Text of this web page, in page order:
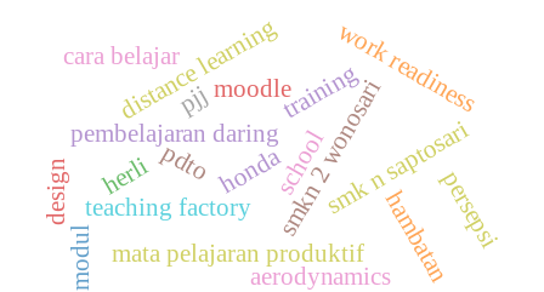
moodletraining
pdto smkn 2 wonosari
work readiness
mata pelajaran produktif
pembelajaran daring
distance learning
smk n saptosari
persepsi
hambatan
cara belajar
honda
teaching factory
aerodynamics
design
modul
herli
pjj
school